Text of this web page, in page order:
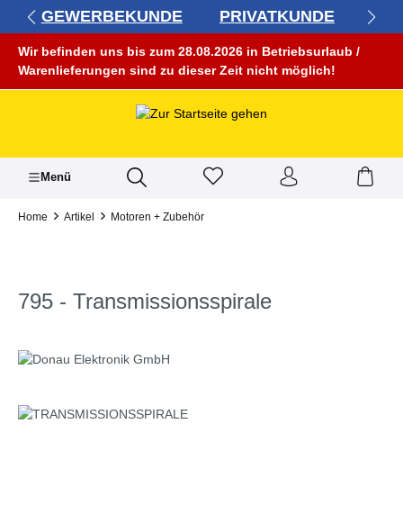
springen
GEWERBEKUNDE PRIVATKUNDE
Wir befinden uns bis zum 28.08.2026 in Betriebsurlaub /
Warenlieferungen sind zu dieser Zeit nicht möglich!
Menü
Home Artikel Motoren + Zubehör
795 - Transmissionsspirale
Bildergalerie überspringen